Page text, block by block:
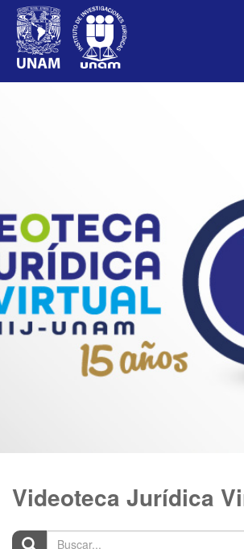
Videoteca Jurídica
Buscar...